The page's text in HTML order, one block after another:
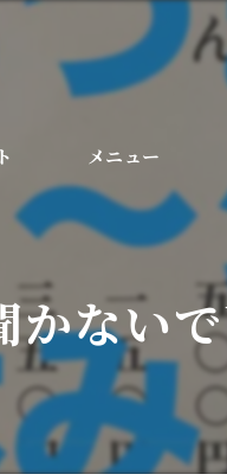
メニュー
かない